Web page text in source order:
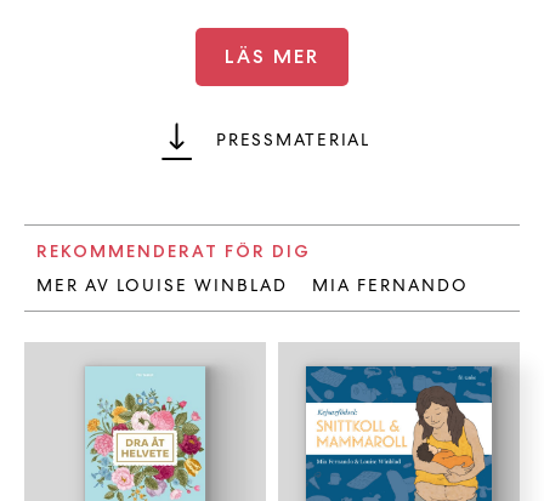
LÄS MER
PRESSMATERIAL
REKOMMENDERAT FÖR DIG
MER AV LOUISE WINBLAD
MIA FERNANDO